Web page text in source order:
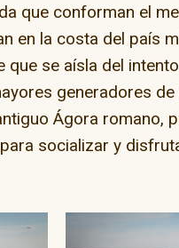
que conforman el
en la costa del país
se aísla del
generadores de
Ágora romano,
socializar y